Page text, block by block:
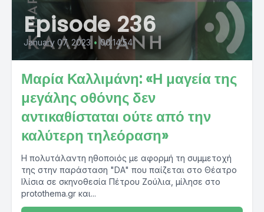
Episode 236
January 07, 2023 • 00:14:54
Μαρία Καλλιμάνη: «Η μαγεία της
μεγάλης οθόνης δεν
αντικαθίσταται ούτε από την
καλύτερη τηλεόραση»
Η πολυτάλαντη ηθοποιός με αφορμή τη συμμετοχή
της στην παράσταση "DA" που παίζεται στο Θέατρο
Ιλίσια σε σκηνοθεσία Πέτρου Ζούλια, μίλησε στο
protothema.gr και...